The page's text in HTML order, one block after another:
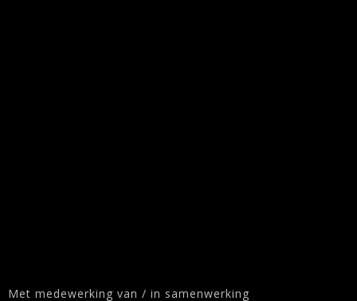
Met medewerking van / in samenwerking